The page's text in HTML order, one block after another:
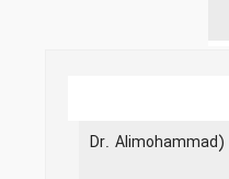
دکتر علی محمد علی محمدی (Dr. Alimohammad